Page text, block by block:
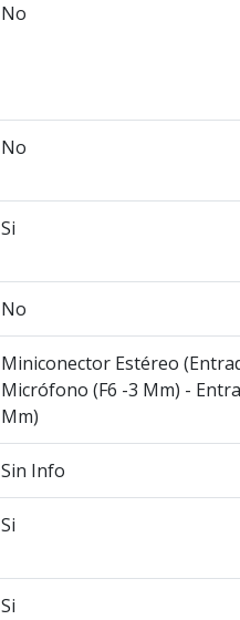
No
No
Si
No
Miniconector Estéreo
Micrófono (F6 -3 Mm) -
Mm)
Sin Info
Si
Si